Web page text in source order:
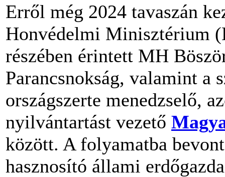
Erről még 2024 tavaszán
Honvédelmi Minisztérium
részében érintett MH
Parancsnokság, valamint a
országszerte menedzselő,
nyilvántartást vezető
között. A folyamatba
hasznosító állami